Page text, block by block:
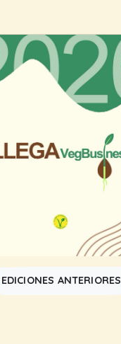
EDICIONES ANTERIORES